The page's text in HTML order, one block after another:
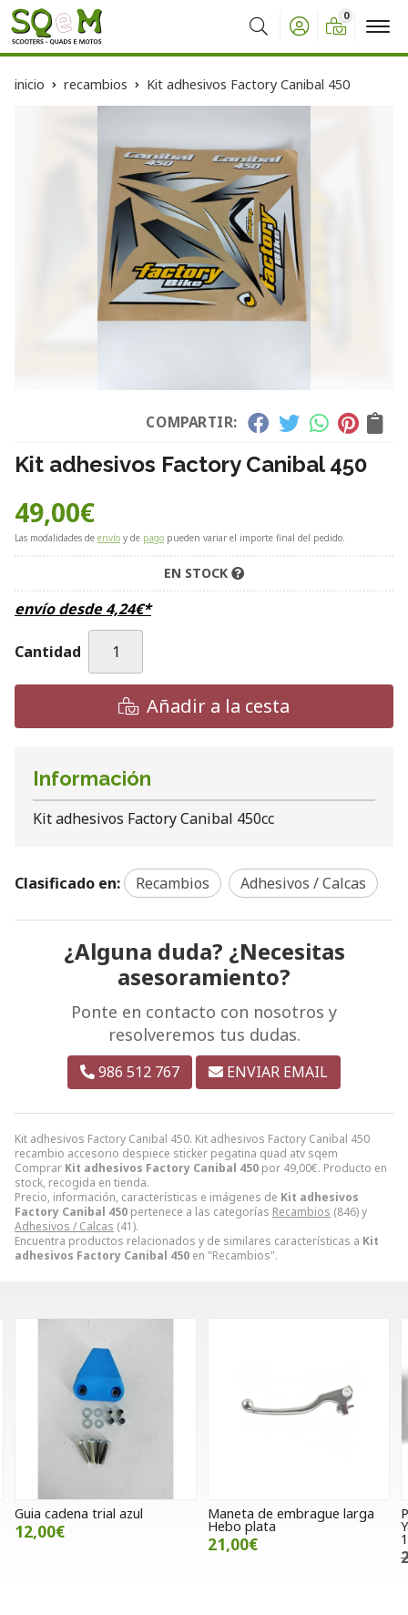
Buscar
0
inicio recambios Kit adhesivos Factory Canibal 450
COMPARTIR:
Kit adhesivos Factory Canibal 450
49,00€
Las modalidades de envío y de pago pueden variar el importe final del pedido.
EN STOCK
envío desde4,24€*
Cantidad
Añadir a la cesta
Kit adhesivos Factory Canibal 450. Kit adhesivos Factory Canibal 450
recambio accesorio despiece sticker pegatina quad atv sqem
Comprar Kit adhesivos Factory Canibal 450 por 49,00€. Producto en
stock, recogida en tienda.
Precio, información, características e imágenes de Kit adhesivos
Factory Canibal 450 pertenece a las categorías Recambios (846) y
Adhesivos / Calcas (41).
Encuentra productos relacionados y de similares características a Kit
adhesivos Factory Canibal 450 en "Recambios".
Información
Kit adhesivos Factory Canibal 450cc
Clasificado en: Recambios Adhesivos / Calcas
¿Alguna duda? ¿Necesitas
asesoramiento?
Ponte en contacto con nosotros y
resolveremos tus dudas.
986 512 767 ENVIAR EMAIL
Maneta de embrague larga
Hebo plata
21,00€
Pistón completo Wiseco
Yamaha YZ490 y WR500
1.50MM
256,01€